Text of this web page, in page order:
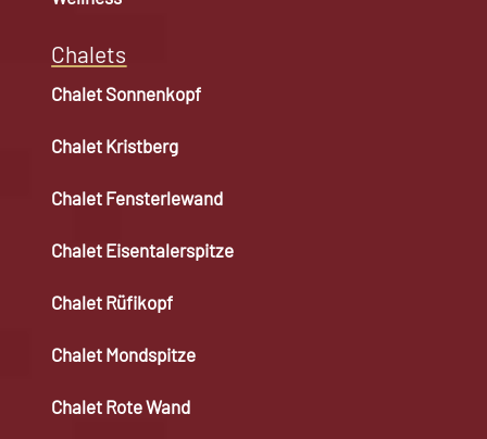
Chalets
Chalet Sonnenkopf
Chalet Kristberg
Chalet Fensterlewand
Chalet Eisentalerspitze
Chalet Rüfikopf
Chalet Mondspitze
Chalet Rote Wand